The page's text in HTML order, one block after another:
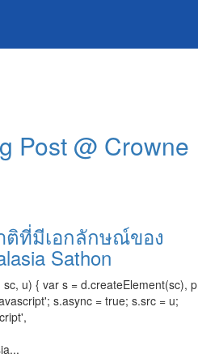
Post @ Crowne
ติที่มีเอกลักษณ์ของ
Sathon
u) { var s = d.createElement(sc), p
s.async = true; s.src = u;